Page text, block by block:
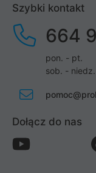
Szybki kontakt
664
pon. - pt.
sob. - niedz.
Dołącz do nas